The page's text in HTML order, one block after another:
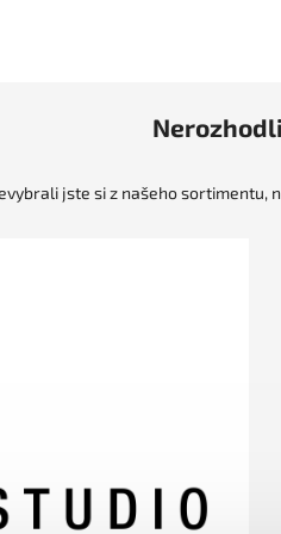
jste si z našeho sortimentu,